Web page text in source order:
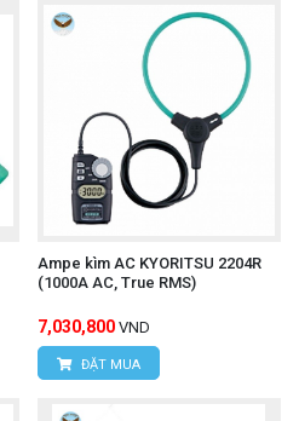
Ampe kìm AC KYORITSU 2204R
(1000A AC, True RMS)
7,030,800 VND
ĐẶT MUA